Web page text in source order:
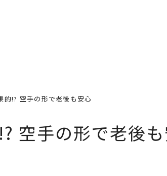
的!? 空手の形で老後も安心
空手の形で老後